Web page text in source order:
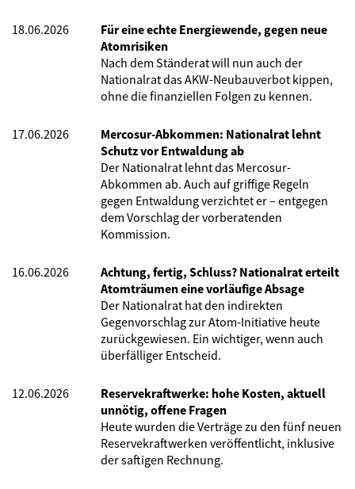
18.06.2026
Für eine echte Energiewende, gegen neue
Atomrisiken
Nach dem Ständerat will nun auch der
Nationalrat das AKW-Neubauverbot kippen,
ohne die finanziellen Folgen zu kennen.
17.06.2026
Mercosur-Abkommen: Nationalrat lehnt
Schutz vor Entwaldung ab
Der Nationalrat lehnt das Mercosur-
Abkommen ab. Auch auf griffige Regeln
gegen Entwaldung verzichtet er – entgegen
dem Vorschlag der vorberatenden
Kommission.
16.06.2026
Achtung, fertig, Schluss? Nationalrat erteilt
Atomträumen eine vorläufige Absage
Der Nationalrat hat den indirekten
Gegenvorschlag zur Atom-Initiative heute
zurückgewiesen. Ein wichtiger, wenn auch
überfälliger Entscheid.
12.06.2026
Reservekraftwerke: hohe Kosten, aktuell
unnötig, offene Fragen
Heute wurden die Verträge zu den fünf neuen
Reservekraftwerken veröffentlicht, inklusive
der saftigen Rechnung.